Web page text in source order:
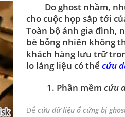
Do ghost nhầm,
cho cuộc họp sắp tới
Toàn bộ ảnh gia đình,
bè bỗng nhiên không
khách hàng lưu trữ
lo lắng liệu có thểcứu
1. Phần mềm cứu
Để cứu dữ liệu ổ cứng bị